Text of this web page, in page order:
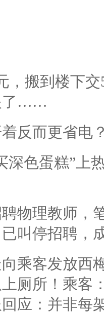
，搬到楼下
了……
反而更省电
深色蛋糕”上
物理教师，
叫停招聘，
乘客发放西
厕所！乘客
应：并非每